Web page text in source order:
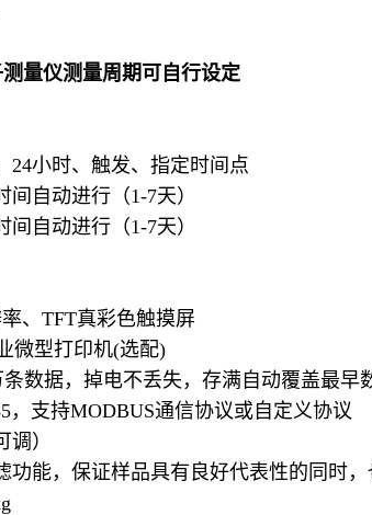
量仪测量周期可自行设定
24小时、触发、指定时间点
自动进行（1-7天）
自动进行（1-7天）
、TFT真彩色触摸屏
微型打印机(选配)
条数据，掉电不丢失，存满自动覆盖最早
，支持MODBUS通信协议或自定义协议
）
功能，保证样品具有良好代表性的同时